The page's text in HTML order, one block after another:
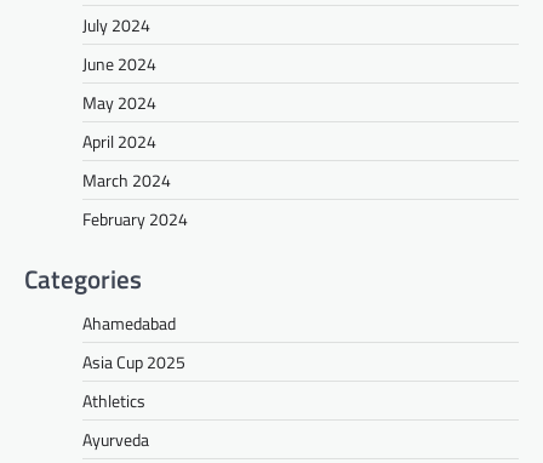
July 2024
June 2024
May 2024
April 2024
March 2024
February 2024
Categories
Ahamedabad
Asia Cup 2025
Athletics
Ayurveda